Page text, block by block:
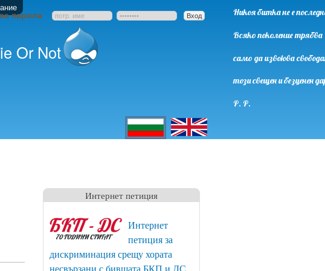
Or Not
парола
Български
Никоя битка не е
Всяко поколение трябва
само да извоюва
този свещен и безценен
Р. Р.
Интернет петиция
Интернет
петиция за
дискриминация срещу хората